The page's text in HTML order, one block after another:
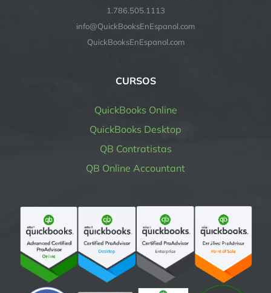
1.786.505.1113
info@QuickBooksEnEspanol.com
QuickBooksEnEspanol.com
CURSOS
QuickBooks Online
QuickBooks Desktop
QB Contratistas
QB Online Accountant